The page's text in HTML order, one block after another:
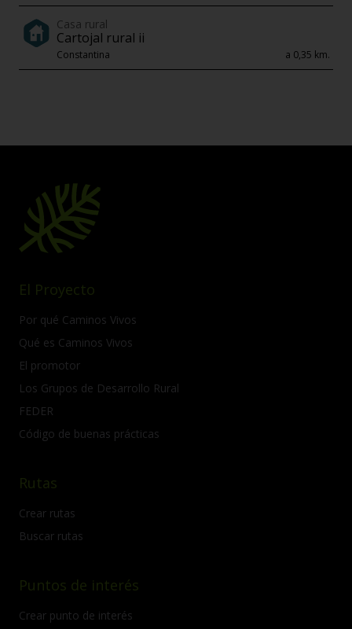
Casa rural
Cartojal rural ii
Constantina a 0,35 km.
El Proyecto
Por qué Caminos Vivos
Qué es Caminos Vivos
El promotor
Los Grupos de Desarrollo Rural
FEDER
Código de buenas prácticas
Rutas
Crear rutas
Buscar rutas
Puntos de interés
Crear punto de interés